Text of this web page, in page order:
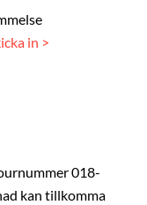
in >
018-
kan tillkomma